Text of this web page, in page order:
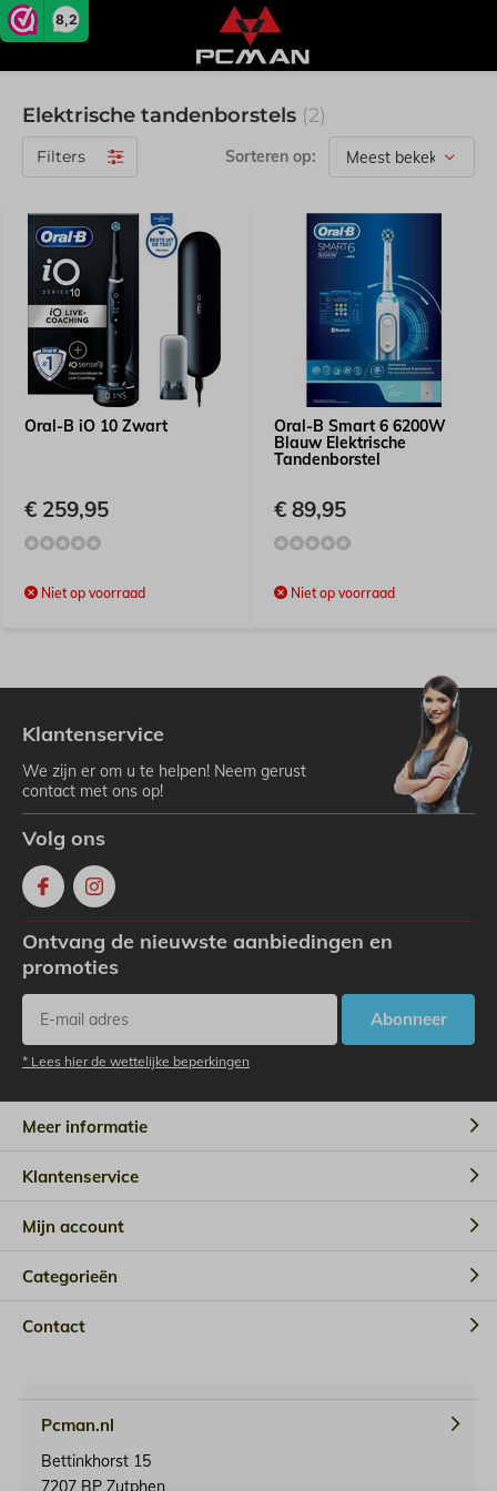
8,2
Elektrische tandenborstels (2)
Filters Sorteren op:
Oral-B iO 10 Zwart
€ 259,95
Niet op voorraad
Oral-B Smart 6 6200W
Blauw Elektrische
Tandenborstel
€ 89,95
Niet op voorraad
Klantenservice
We zijn er om u te helpen! Neem gerust
contact met ons op!
Volg ons
Ontvang de nieuwste aanbiedingen en
promoties
Abonneer
* Lees hier de wettelijke beperkingen
Meer informatie
Klantenservice
Mijn account
Categorieën
Contact
Pcman.nl
Bettinkhorst 15
7207 BP Zutphen